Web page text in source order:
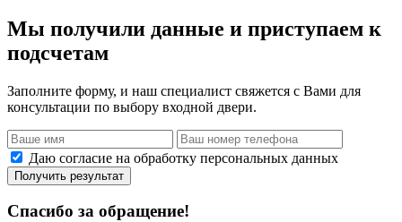
Мы получили данные и приступаем к
подсчетам
Заполните форму, и наш специалист свяжется с Вами для
консультации по выбору входной двери.
Даю согласие на обработку персональных данных
Получить результат
Спасибо за обращение!